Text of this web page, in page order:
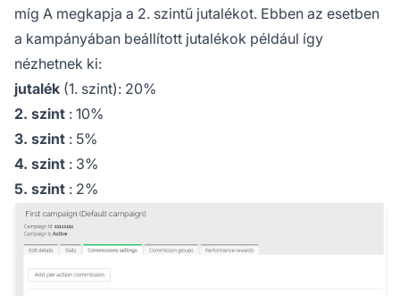
míg A megkapja a 2. szintű jutalékot. Ebben az esetben
a kampányában beállított jutalékok például így
nézhetnek ki:
jutalék (1. szint): 20%
2. szint : 10%
3. szint : 5%
4. szint : 3%
5. szint : 2%